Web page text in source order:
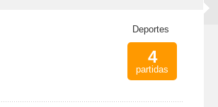
Deportes
4
partidas